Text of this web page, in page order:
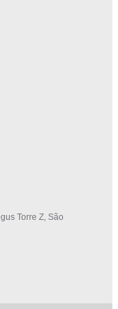
Torre Z, São